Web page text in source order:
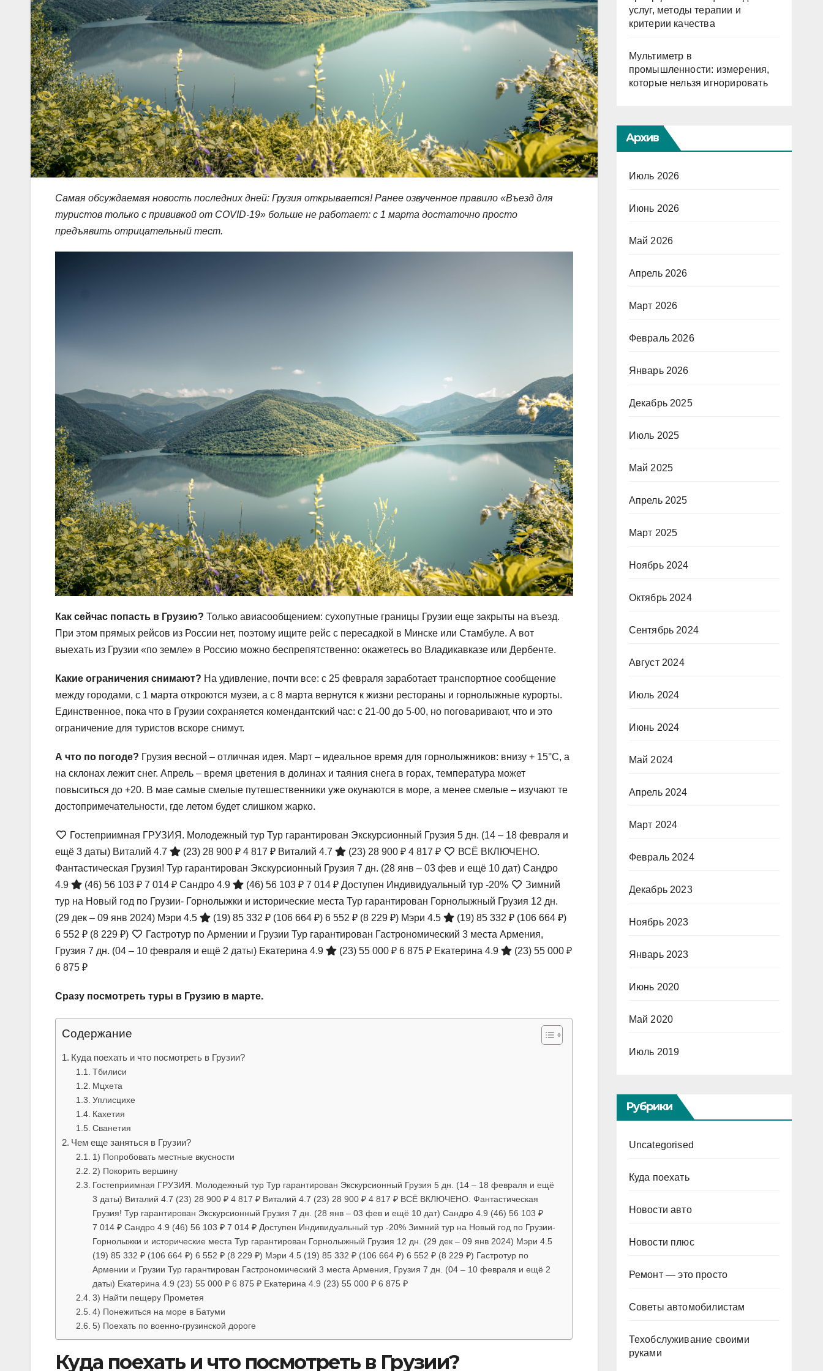
Самая обсуждаемая новость последних дней: Грузия открывается! Ранее озвученное правило «Въезд для
туристов только с прививкой от COVID-19» больше не работает: с 1 марта достаточно просто
предъявить отрицательный тест.
Как сейчас попасть в Грузию? Только авиасообщением: сухопутные границы Грузии еще закрыты на въезд.
При этом прямых рейсов из России нет, поэтому ищите рейс с пересадкой в Минске или Стамбуле. А вот
выехать из Грузии «по земле» в Россию можно беспрепятственно: окажетесь во Владикавказе или Дербенте.
Какие ограничения cнимают? На удивление, почти все: с 25 февраля заработает транспортное сообщение
между городами, с 1 марта откроются музеи, а с 8 марта вернутся к жизни рестораны и горнолыжные курорты.
Единственное, пока что в Грузии сохраняется комендантский час: с 21-00 до 5-00, но поговаривают, что и это
ограничение для туристов вскоре снимут.
А что по погоде? Грузия весной – отличная идея. Март – идеальное время для горнолыжников: внизу + 15°С, а
на склонах лежит снег. Апрель – время цветения в долинах и таяния снега в горах, температура может
повыситься до +20. В мае самые смелые путешественники уже окунаются в море, а менее смелые – изучают те
достопримечательности, где летом будет слишком жарко.
Гостеприимная ГРУЗИЯ. Молодежный тур Тур гарантирован Экскурсионный Грузия 5 дн. (14 – 18 февраля и
ещё 3 даты) Виталий 4.7 (23) 28 900 ₽ 4 817 ₽ Виталий 4.7 (23) 28 900 ₽ 4 817 ₽
ВСЁ ВКЛЮЧЕНО.
Фантастическая Грузия! Тур гарантирован Экскурсионный Грузия 7 дн. (28 янв – 03 фев и ещё 10 дат) Сандро
4.9
(46) 56 103 ₽ 7 014 ₽ Сандро 4.9 (46) 56 103 ₽ 7 014 ₽ Доступен Индивидуальный тур -20%
Зимний
тур на Новый год по Грузии- Горнолыжки и исторические места Тур гарантирован Горнолыжный Грузия 12 дн.
(29 дек – 09 янв 2024) Мэри 4.5 (19) 85 332 ₽ (106 664 ₽) 6 552 ₽ (8 229 ₽) Мэри 4.5 (19) 85 332 ₽ (106 664 ₽)
6 552 ₽ (8 229 ₽)
Гастротур по Армении и Грузии Тур гарантирован Гастрономический 3 места Армения,
Грузия 7 дн. (04 – 10 февраля и ещё 2 даты) Екатерина 4.9 (23) 55 000 ₽ 6 875 ₽ Екатерина 4.9 (23) 55 000 ₽
6 875 ₽
Сразу посмотреть туры в Грузию в марте.
Содержание
Куда поехать и что посмотреть в Грузии?
Тбилиси
Мцхета
Уплисцихе
Кахетия
Сванетия
Чем еще заняться в Грузии?
1) Попробовать местные вкусности
2) Покорить вершину
Гостеприимная ГРУЗИЯ. Молодежный тур Тур гарантирован Экскурсионный Грузия 5 дн. (14 – 18 февраля и ещё
3 даты) Виталий 4.7 (23) 28 900 ₽ 4 817 ₽ Виталий 4.7 (23) 28 900 ₽ 4 817 ₽ ВСЁ ВКЛЮЧЕНО. Фантастическая
Грузия! Тур гарантирован Экскурсионный Грузия 7 дн. (28 янв – 03 фев и ещё 10 дат) Сандро 4.9 (46) 56 103 ₽
7 014 ₽ Сандро 4.9 (46) 56 103 ₽ 7 014 ₽ Доступен Индивидуальный тур -20% Зимний тур на Новый год по Грузии-
Горнолыжки и исторические места Тур гарантирован Горнолыжный Грузия 12 дн. (29 дек – 09 янв 2024) Мэри 4.5
(19) 85 332 ₽ (106 664 ₽) 6 552 ₽ (8 229 ₽) Мэри 4.5 (19) 85 332 ₽ (106 664 ₽) 6 552 ₽ (8 229 ₽) Гастротур по
Армении и Грузии Тур гарантирован Гастрономический 3 места Армения, Грузия 7 дн. (04 – 10 февраля и ещё 2
даты) Екатерина 4.9 (23) 55 000 ₽ 6 875 ₽ Екатерина 4.9 (23) 55 000 ₽ 6 875 ₽
3) Найти пещеру Прометея
4) Понежиться на море в Батуми
5) Поехать по военно-грузинской дороге
Куда поехать и что посмотреть в Грузии?
услуг, методы терапии и
критерии качества
Мультиметр в
промышленности: измерения,
которые нельзя игнорировать
Архив
Июль 2026
Июнь 2026
Май 2026
Апрель 2026
Март 2026
Февраль 2026
Январь 2026
Декабрь 2025
Июль 2025
Май 2025
Апрель 2025
Март 2025
Ноябрь 2024
Октябрь 2024
Сентябрь 2024
Август 2024
Июль 2024
Июнь 2024
Май 2024
Апрель 2024
Март 2024
Февраль 2024
Декабрь 2023
Ноябрь 2023
Январь 2023
Июнь 2020
Май 2020
Июль 2019
Рубрики
Uncategorised
Куда поехать
Новости авто
Новости плюс
Ремонт — это просто
Советы автомобилистам
Техобслуживание своими
руками